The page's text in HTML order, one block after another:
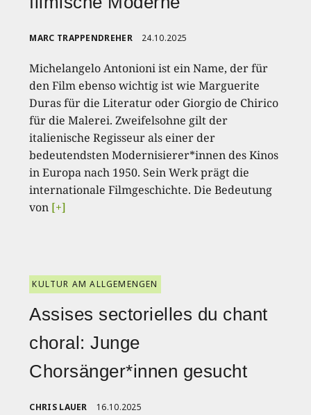
MARC TRAPPENDREHER 24.10.2025
Michelangelo Antonioni ist ein Name, der für
den Film ebenso wichtig ist wie Marguerite
Duras für die Literatur oder Giorgio de Chirico
für die Malerei. Zweifelsohne gilt der
italienische Regisseur als einer der
bedeutendsten Modernisierer*innen des Kinos
in Europa nach 1950. Sein Werk prägt die
internationale Filmgeschichte. Die Bedeutung
von [+]
KULTUR AM ALLGEMENGEN
Assises sectorielles du chant
choral: Junge
Chorsänger*innen gesucht
CHRIS LAUER 16.10.2025